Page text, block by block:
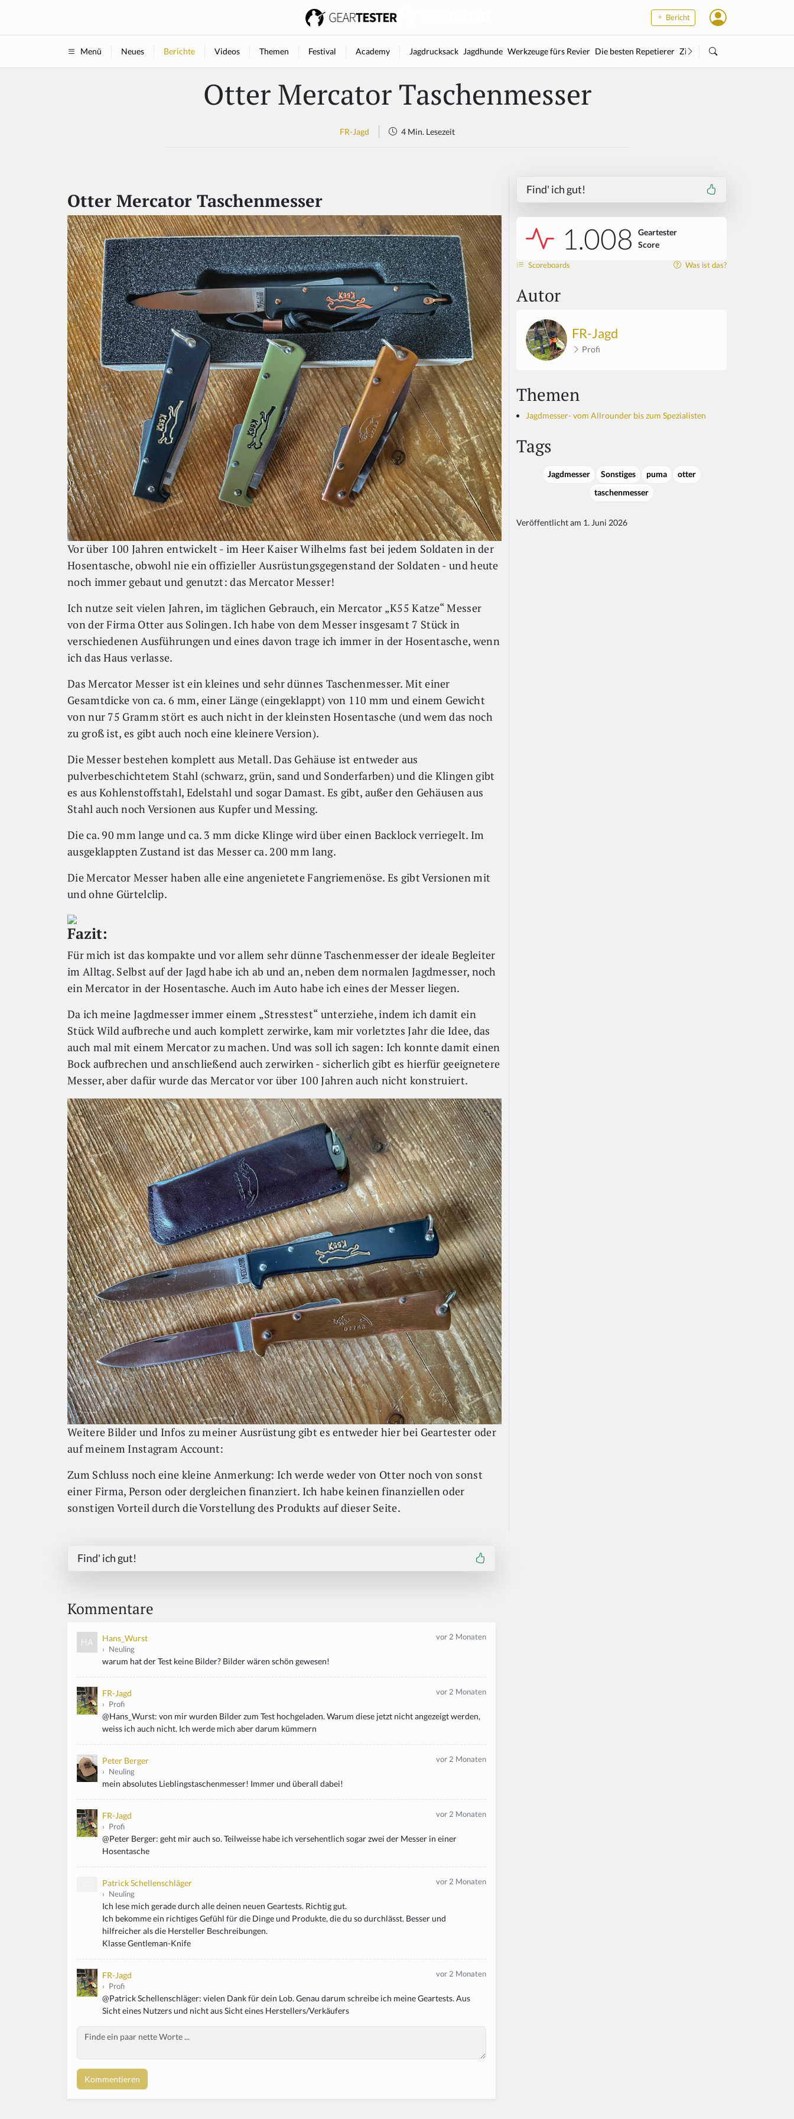
Bericht
Menü Neues Berichte Videos Themen Festival Academy Jagdrucksack Jagdhunde Werkzeuge fürs Revier Die besten Repetierer Zielstock
Otter Mercator Taschenmesser
FR-Jagd 4 Min. Lesezeit
Otter Mercator Taschenmesser
Vor über 100 Jahren entwickelt - im Heer Kaiser Wilhelms fast bei jedem Soldaten in der
Hosentasche, obwohl nie ein offizieller Ausrüstungsgegenstand der Soldaten - und heute
noch immer gebaut und genutzt: das Mercator Messer!
Ich nutze seit vielen Jahren, im täglichen Gebrauch, ein Mercator „K55 Katze“ Messer
von der Firma Otter aus Solingen. Ich habe von dem Messer insgesamt 7 Stück in
verschiedenen Ausführungen und eines davon trage ich immer in der Hosentasche, wenn
ich das Haus verlasse.
Das Mercator Messer ist ein kleines und sehr dünnes Taschenmesser. Mit einer
Gesamtdicke von ca. 6 mm, einer Länge (eingeklappt) von 110 mm und einem Gewicht
von nur 75 Gramm stört es auch nicht in der kleinsten Hosentasche (und wem das noch
zu groß ist, es gibt auch noch eine kleinere Version).
Die Messer bestehen komplett aus Metall. Das Gehäuse ist entweder aus
pulverbeschichtetem Stahl (schwarz, grün, sand und Sonderfarben) und die Klingen gibt
es aus Kohlenstoffstahl, Edelstahl und sogar Damast. Es gibt, außer den Gehäusen aus
Stahl auch noch Versionen aus Kupfer und Messing.
Die ca. 90 mm lange und ca. 3 mm dicke Klinge wird über einen Backlock verriegelt. Im
ausgeklappten Zustand ist das Messer ca. 200 mm lang.
Die Mercator Messer haben alle eine angenietete Fangriemenöse. Es gibt Versionen mit
und ohne Gürtelclip.
Fazit:
Für mich ist das kompakte und vor allem sehr dünne Taschenmesser der ideale Begleiter
im Alltag. Selbst auf der Jagd habe ich ab und an, neben dem normalen Jagdmesser, noch
ein Mercator in der Hosentasche. Auch im Auto habe ich eines der Messer liegen.
Da ich meine Jagdmesser immer einem „Stresstest“ unterziehe, indem ich damit ein
Stück Wild aufbreche und auch komplett zerwirke, kam mir vorletztes Jahr die Idee, das
auch mal mit einem Mercator zu machen. Und was soll ich sagen: Ich konnte damit einen
Bock aufbrechen und anschließend auch zerwirken - sicherlich gibt es hierfür geeignetere
Messer, aber dafür wurde das Mercator vor über 100 Jahren auch nicht konstruiert.
Weitere Bilder und Infos zu meiner Ausrüstung gibt es entweder hier bei Geartester oder
auf meinem Instagram Account:
Zum Schluss noch eine kleine Anmerkung: Ich werde weder von Otter noch von sonst
einer Firma, Person oder dergleichen finanziert. Ich habe keinen finanziellen oder
sonstigen Vorteil durch die Vorstellung des Produkts auf dieser Seite.
Find' ich gut!
1.008
Geartester
Score
Scoreboards Was ist das?
Autor
FR-Jagd
Profi
Themen
Jagdmesser- vom Allrounder bis zum Spezialisten
Tags
Jagdmesser Sonstiges puma
otter
taschenmesser
Veröffentlicht am 1. Juni 2026
Find' ich gut!
Kommentare
Hans_Wurst
› Neuling
vor 2 Monaten
warum hat der Test keine Bilder? Bilder wären schön gewesen!
FR-Jagd
› Profi
vor 2 Monaten
@Hans_Wurst: von mir wurden Bilder zum Test hochgeladen. Warum diese jetzt nicht angezeigt werden,
weiss ich auch nicht. Ich werde mich aber darum kümmern
Peter Berger
› Neuling
vor 2 Monaten
mein absolutes Lieblingstaschenmesser! Immer und überall dabei!
FR-Jagd
› Profi
vor 2 Monaten
@Peter Berger: geht mir auch so. Teilweisse habe ich versehentlich sogar zwei der Messer in einer
Hosentasche
Patrick Schellenschläger
› Neuling
vor 2 Monaten
Ich lese mich gerade durch alle deinen neuen Geartests. Richtig gut.
Ich bekomme ein richtiges Gefühl für die Dinge und Produkte, die du so durchlässt. Besser und
hilfreicher als die Hersteller Beschreibungen.
Klasse Gentleman-Knife
FR-Jagd
› Profi
vor 2 Monaten
@Patrick Schellenschläger: vielen Dank für dein Lob. Genau darum schreibe ich meine Geartests. Aus
Sicht eines Nutzers und nicht aus Sicht eines Herstellers/Verkäufers
Body